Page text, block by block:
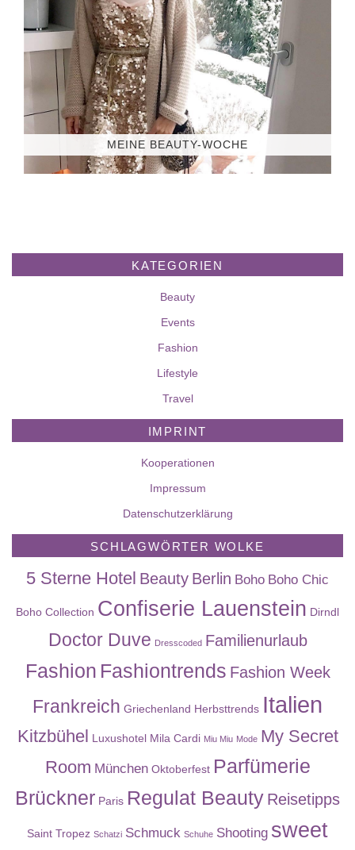
MEINE BEAUTY-WOCHE
KATEGORIEN
Beauty
Events
Fashion
Lifestyle
Travel
IMPRINT
Kooperationen
Impressum
Datenschutzerklärung
SCHLAGWÖRTER WOLKE
5 Sterne Hotel Beauty Berlin Boho Boho Chic
Boho Collection Confiserie Lauenstein Dirndl
Doctor Duve Dresscoded Familienurlaub
Fashion Fashiontrends Fashion Week
Frankreich Griechenland Herbsttrends Italien
Kitzbühel Luxushotel Mila Cardi Miu Miu Mode My Secret
Room München Oktoberfest Parfümerie
Brückner Paris Regulat Beauty Reisetipps
Saint Tropez Schatzi Schmuck Schuhe Shooting sweet